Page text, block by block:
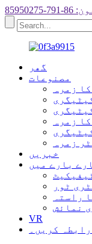
86-791-85950275
گھر
مصنوعات
زمرہ
زمرہ
زمرہ
خبریں
بارے میں
ٹور
راستہ
نمائش
VR
کریں۔